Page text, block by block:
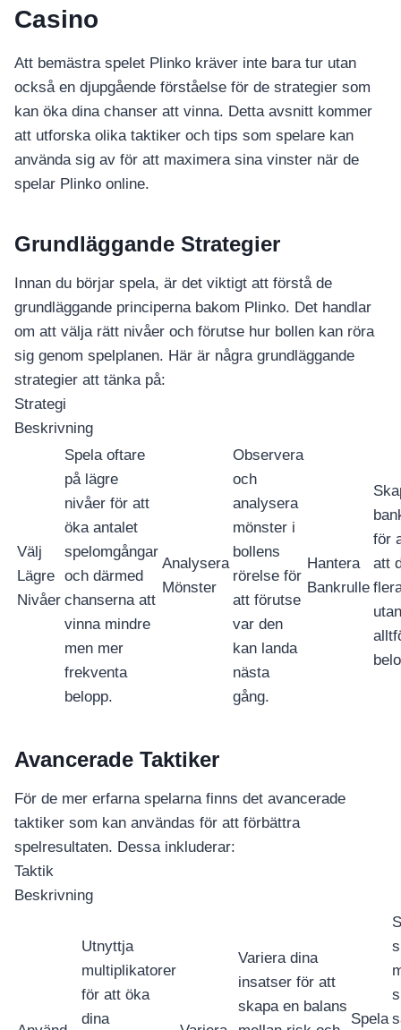
Casino
Att bemästra spelet Plinko kräver inte bara tur utan
också en djupgående förståelse för de strategier som
kan öka dina chanser att vinna. Detta avsnitt kommer
att utforska olika taktiker och tips som spelare kan
använda sig av för att maximera sina vinster när de
spelar Plinko online.
Grundläggande Strategier
Innan du börjar spela, är det viktigt att förstå de
grundläggande principerna bakom Plinko. Det handlar
om att välja rätt nivåer och förutse hur bollen kan röra
sig genom spelplanen. Här är några grundläggande
strategier att tänka på:
Strategi
Beskrivning
Välj
Lägre
Nivåer
Spela oftare
på lägre
nivåer för att
öka antalet
spelomgångar
och därmed
chanserna att
vinna mindre
men mer
frekventa
belopp.
Analysera
Mönster
Observera
och
analysera
mönster i
bollens
rörelse för
att förutse
var den
kan landa
nästa
gång.
Hantera
Bankrulle
för
att
Avancerade Taktiker
För de mer erfarna spelarna finns det avancerade
taktiker som kan användas för att förbättra
spelresultaten. Dessa inkluderar:
Taktik
Beskrivning
Utnyttja
multiplikatorer
för att öka
dina
Variera dina
insatser för att
skapa en balans
Spela